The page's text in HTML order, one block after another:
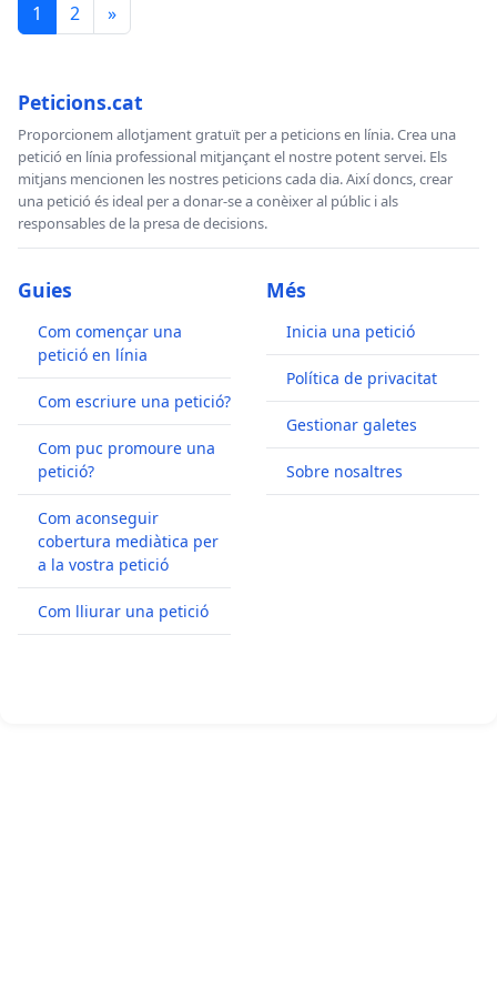
1 2 »
Peticions.cat
Proporcionem allotjament gratuït per a peticions en línia. Crea una
petició en línia professional mitjançant el nostre potent servei. Els
mitjans mencionen les nostres peticions cada dia. Així doncs, crear
una petició és ideal per a donar-se a conèixer al públic i als
responsables de la presa de decisions.
Guies
Com començar una
petició en línia
Com escriure una petició?
Com puc promoure una
petició?
Com aconseguir
cobertura mediàtica per
a la vostra petició
Com lliurar una petició
Més
Inicia una petició
Política de privacitat
Gestionar galetes
Sobre nosaltres